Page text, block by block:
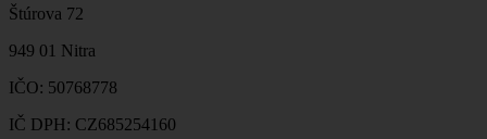
Štúrova 72
949 01 Nitra
IČO: 50768778
IČ DPH: CZ685254160